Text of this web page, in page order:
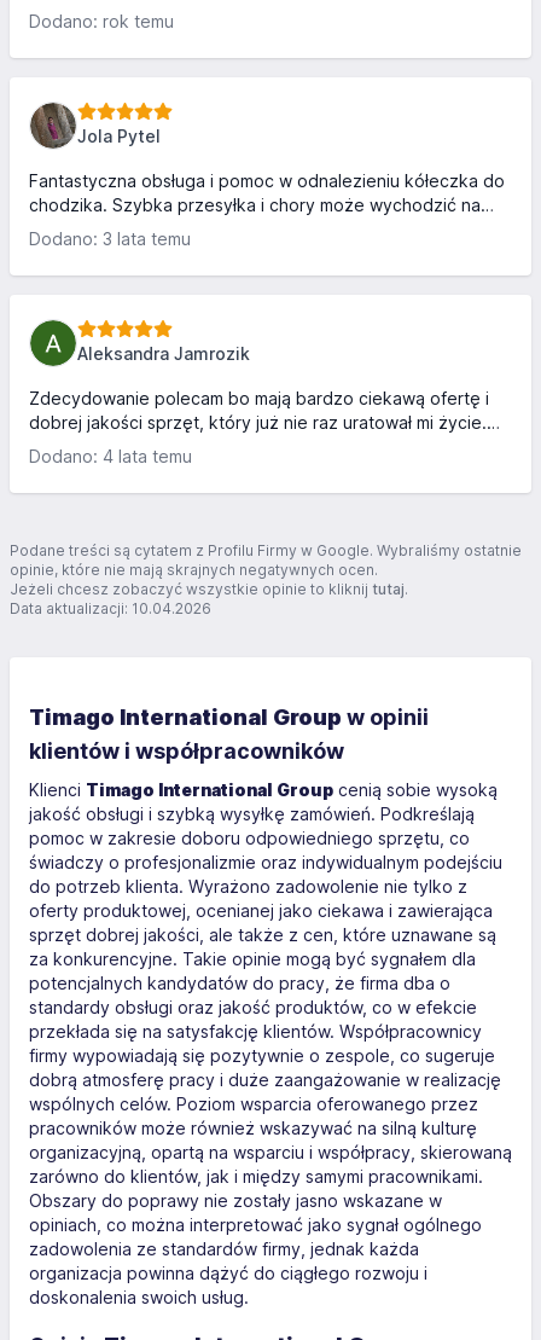
od naszych czytelników, którzy są zadowoleni nie tylko z
wsparciem w procesie zakupu a także po nim. Ponadto
materiały poradnikowe. Polecam także współpracę B2B,
bardzo rzetelny kontrahent.
Dodano: rok temu
Jola Pytel
Fantastyczna obsługa i pomoc w odnalezieniu kółeczka do
chodzika. Szybka przesyłka i chory może wychodzić na
spacery z chodzikiem. Pięknie dziękuję i polecam!
Dodano: 3 lata temu
Aleksandra Jamrozik
Zdecydowanie polecam bo mają bardzo ciekawą ofertę i
dobrej jakości sprzęt, który już nie raz uratował mi życie.
Bardzo dziękuję całemu zespołowi Timago za wsparcie i
trzymajcie świetny poziom:-)
Dodano: 4 lata temu
Podane treści są cytatem z Profilu Firmy w Google. Wybraliśmy ostatnie
opinie, które nie mają skrajnych negatywnych ocen.
Jeżeli chcesz zobaczyć wszystkie opinie to kliknij tutaj.
Data aktualizacji: 10.04.2026
Timago International Group w opinii
klientów i współpracowników
Klienci Timago International Group cenią sobie wysoką
jakość obsługi i szybką wysyłkę zamówień. Podkreślają
pomoc w zakresie doboru odpowiedniego sprzętu, co
świadczy o profesjonalizmie oraz indywidualnym podejściu
do potrzeb klienta. Wyrażono zadowolenie nie tylko z
oferty produktowej, ocenianej jako ciekawa i zawierająca
sprzęt dobrej jakości, ale także z cen, które uznawane są
za konkurencyjne. Takie opinie mogą być sygnałem dla
potencjalnych kandydatów do pracy, że firma dba o
standardy obsługi oraz jakość produktów, co w efekcie
przekłada się na satysfakcję klientów. Współpracownicy
firmy wypowiadają się pozytywnie o zespole, co sugeruje
dobrą atmosferę pracy i duże zaangażowanie w realizację
wspólnych celów. Poziom wsparcia oferowanego przez
pracowników może również wskazywać na silną kulturę
organizacyjną, opartą na wsparciu i współpracy, skierowaną
zarówno do klientów, jak i między samymi pracownikami.
Obszary do poprawy nie zostały jasno wskazane w
opiniach, co można interpretować jako sygnał ogólnego
zadowolenia ze standardów firmy, jednak każda
organizacja powinna dążyć do ciągłego rozwoju i
doskonalenia swoich usług.